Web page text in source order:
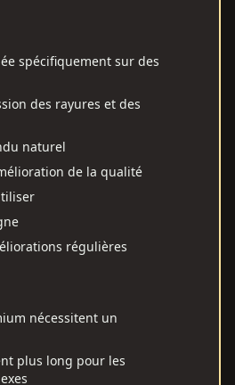
spécifiquement sur des
des rayures et des
naturel
de la qualité
régulières
nécessitent un
plus long pour les